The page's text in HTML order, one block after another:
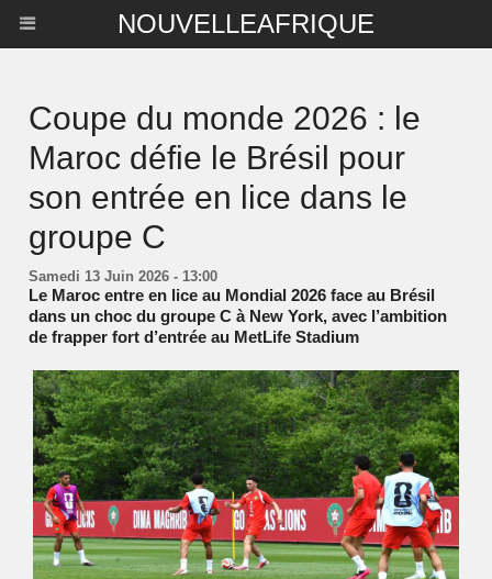
NOUVELLEAFRIQUE
Coupe du monde 2026 : le
Maroc défie le Brésil pour
son entrée en lice dans le
groupe C
Samedi 13 Juin 2026 - 13:00
Le Maroc entre en lice au Mondial 2026 face au Brésil
dans un choc du groupe C à New York, avec l’ambition
de frapper fort d’entrée au MetLife Stadium